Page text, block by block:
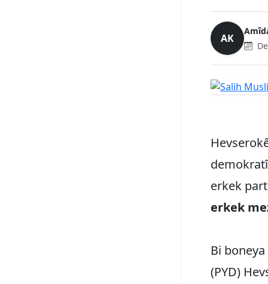
AK
erkek
erkek
Bi
(PYD)